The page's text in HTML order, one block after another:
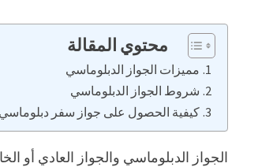
محتوي المقالة
مميزات الجواز الدبلوماسي
شروط الجواز الدبلوماسي
كيفية الحصول على جواز سفر دبلوماسي
الجواز الدبلوماسي والجواز العادي أو